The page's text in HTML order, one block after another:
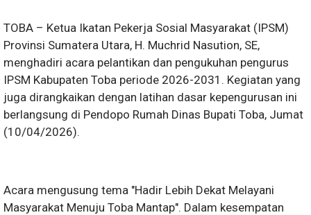
TOBA – Ketua Ikatan Pekerja Sosial Masyarakat (IPSM)
Provinsi Sumatera Utara, H. Muchrid Nasution, SE,
menghadiri acara pelantikan dan pengukuhan pengurus
IPSM Kabupaten Toba periode 2026-2031. Kegiatan yang
juga dirangkaikan dengan latihan dasar kepengurusan ini
berlangsung di Pendopo Rumah Dinas Bupati Toba, Jumat
(10/04/2026).
Acara mengusung tema "Hadir Lebih Dekat Melayani
Masyarakat Menuju Toba Mantap". Dalam kesempatan